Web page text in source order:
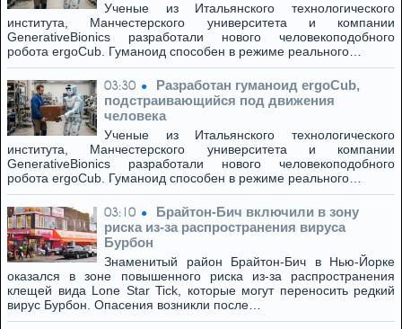
Ученые из Итальянского технологического
института, Манчестерского университета и компании
GenerativeBionics разработали нового человекоподобного
робота ergoCub. Гуманоид способен в режиме реального…
03:30
Разработан гуманоид ergoCub,
подстраивающийся под движения
человека
Ученые из Итальянского технологического
института, Манчестерского университета и компании
GenerativeBionics разработали нового человекоподобного
робота ergoCub. Гуманоид способен в режиме реального…
03:10
Брайтон-Бич включили в зону
риска из-за распространения вируса
Бурбон
Знаменитый район Брайтон-Бич в Нью-Йорке
оказался в зоне повышенного риска из-за распространения
клещей вида Lone Star Tick, которые могут переносить редкий
вирус Бурбон. Опасения возникли после…